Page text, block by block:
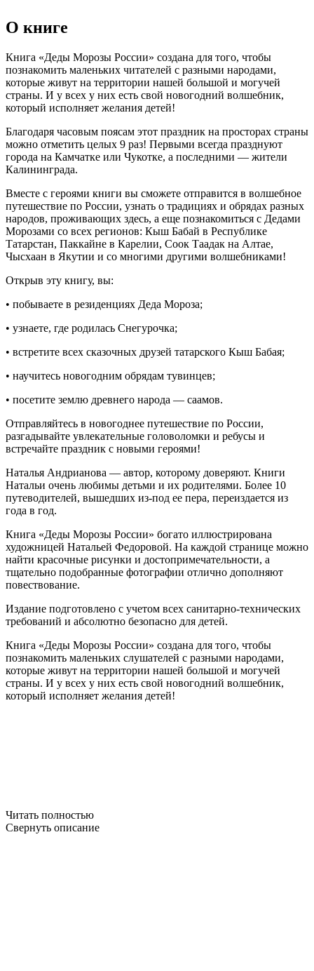
О книге
Книга «Деды Морозы России» создана для того, чтобы
познакомить маленьких читателей с разными народами,
которые живут на территории нашей большой и могучей
страны. И у всех у них есть свой новогодний волшебник,
который исполняет желания детей!
Благодаря часовым поясам этот праздник на просторах страны
можно отметить целых 9 раз! Первыми всегда празднуют
города на Камчатке или Чукотке, а последними — жители
Калининграда.
Вместе с героями книги вы сможете отправится в волшебное
путешествие по России, узнать о традициях и обрядах разных
народов, проживающих здесь, а еще познакомиться с Дедами
Морозами со всех регионов: Кыш Бабай в Республике
Татарстан, Паккайне в Карелии, Соок Таадак на Алтае,
Чысхаан в Якутии и со многими другими волшебниками!
Открыв эту книгу, вы:
• побываете в резиденциях Деда Мороза;
• узнаете, где родилась Снегурочка;
• встретите всех сказочных друзей татарского Кыш Бабая;
• научитесь новогодним обрядам тувинцев;
• посетите землю древнего народа — саамов.
Отправляйтесь в новогоднее путешествие по России,
разгадывайте увлекательные головоломки и ребусы и
встречайте праздник с новыми героями!
Наталья Андрианова — автор, которому доверяют. Книги
Натальи очень любимы детьми и их родителями. Более 10
путеводителей, вышедших из-под ее пера, переиздается из
года в год.
Книга «Деды Морозы России» богато иллюстрирована
художницей Натальей Федоровой. На каждой странице можно
найти красочные рисунки и достопримечательности, а
тщательно подобранные фотографии отлично дополняют
повествование.
Издание подготовлено с учетом всех санитарно-технических
требований и абсолютно безопасно для детей.
Книга «Деды Морозы России» создана для того, чтобы
познакомить маленьких слушателей с разными народами,
которые живут на территории нашей большой и могучей
страны. И у всех у них есть свой новогодний волшебник,
который исполняет желания детей!
Читать полностью
Свернуть описание